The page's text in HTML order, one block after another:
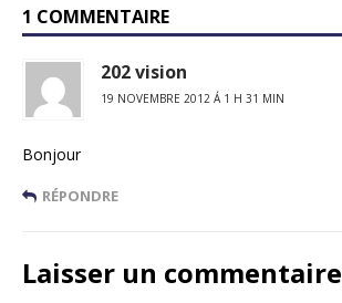
1 COMMENTAIRE
202 vision
19 NOVEMBRE 2012 Á 1 H 31 MIN
Bonjour
RÉPONDRE
Laisser un commentaire